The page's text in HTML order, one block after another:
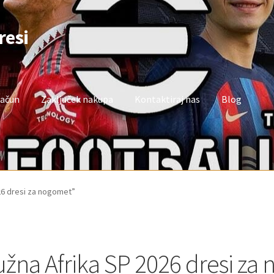
Zaključek nakupa Kontaktiraj nas Blog
račun Trgovina Zaključek nakupa
dresi za nogomet”
Afrika SP 2026 dresi za